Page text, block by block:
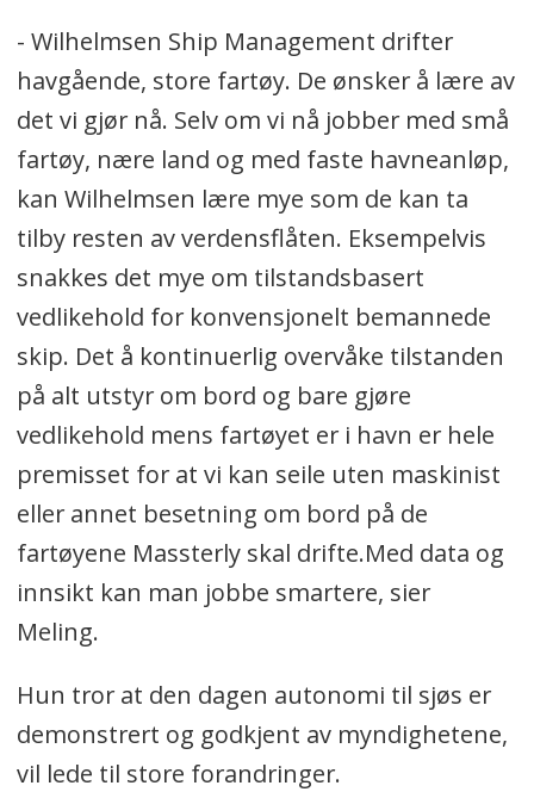
- Wilhelmsen Ship Management drifter
havgående, store fartøy. De ønsker å lære av
det vi gjør nå. Selv om vi nå jobber med små
fartøy, nære land og med faste havneanløp,
kan Wilhelmsen lære mye som de kan ta
tilby resten av verdensflåten. Eksempelvis
snakkes det mye om tilstandsbasert
vedlikehold for konvensjonelt bemannede
skip. Det å kontinuerlig overvåke tilstanden
på alt utstyr om bord og bare gjøre
vedlikehold mens fartøyet er i havn er hele
premisset for at vi kan seile uten maskinist
eller annet besetning om bord på de
fartøyene Massterly skal drifte.Med data og
innsikt kan man jobbe smartere, sier
Meling.
Hun tror at den dagen autonomi til sjøs er
demonstrert og godkjent av myndighetene,
vil lede til store forandringer.